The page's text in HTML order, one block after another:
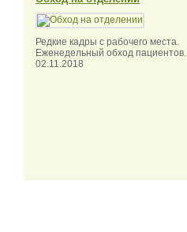
Редкие кадры с рабочего места.
Еженедельный обход пациентов.
02.11.2018